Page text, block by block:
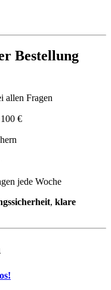
Bestellung
allen Fragen
€
jede Woche
, klare